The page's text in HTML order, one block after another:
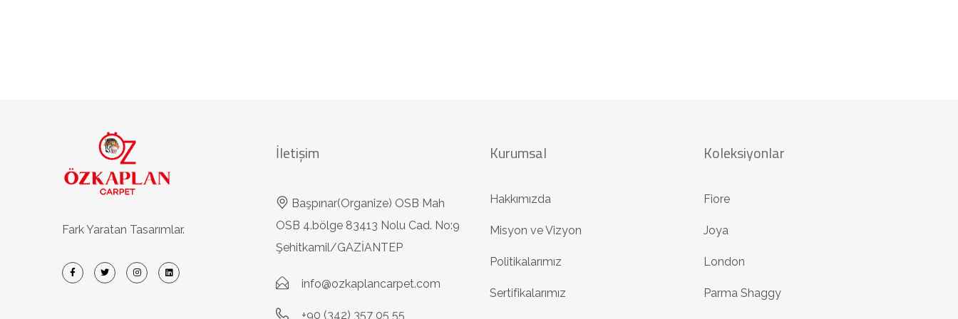
Fark Yaratan Tasarımlar.
İletişim
Başpınar(Organize) OSB Mah
OSB 4.bölge 83413 Nolu Cad. No:9
Şehitkamil/GAZİANTEP
info@ozkaplancarpet.com
+90 (342) 357 05 55
Kurumsal
Hakkımızda
Misyon ve Vizyon
Politikalarımız
Sertifikalarımız
Koleksiyonlar
Fiore
Joya
London
Parma Shaggy